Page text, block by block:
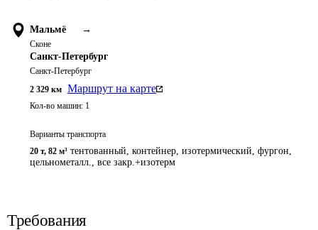
Мальмё →
Сконе
Санкт-Петербург
Санкт-Петербург
2 329 км Маршрут на карте
Кол-во машин: 1
Варианты транспорта
20 т, 82 м³ тентованный, контейнер, изотермический, фургон,
цельнометалл., все закр.+изотерм
Требования